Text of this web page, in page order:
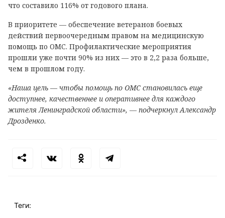
что составило 116% от годового плана.
В приоритете — обеспечение ветеранов боевых
действий первоочередным правом на медицинскую
помощь по ОМС. Профилактические мероприятия
прошли уже почти 90% из них — это в 2,2 раза больше,
чем в прошлом году.
«Наша цель — чтобы помощь по ОМС становилась еще
доступнее, качественнее и оперативнее для каждого
жителя Ленинградской области», — подчеркнул Александр
Дрозденко.
Теги: